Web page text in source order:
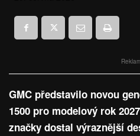
GMC představilo novou
1500 pro modelový rok
značky dostal výraznější